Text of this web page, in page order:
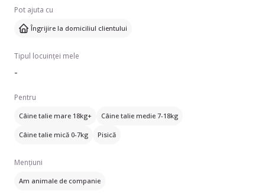
Pot ajuta cu
Îngrijire la domiciliul clientului
Tipul locuinței mele
-
Pentru
Câine talie mare 18kg+ Câine talie medie 7-18kg
Câine talie mică 0-7kg Pisică
Mențiuni
Am animale de companie